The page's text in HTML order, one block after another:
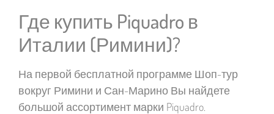
Где купить Piquadro в
Италии (Римини)?
На первой бесплатной программе Шоп-тур
вокруг Римини и Сан-Марино Вы найдете
большой ассортимент марки Piquadro.